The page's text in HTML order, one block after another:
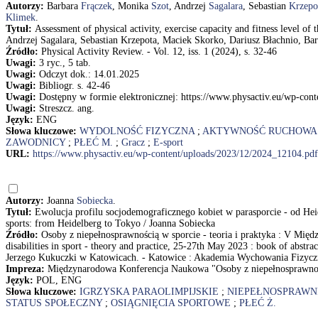
Autorzy: Barbara Frączek, Monika Szot, Andrzej Sagalara, Sebastian
Klimek.
Tytuł: Assessment of physical activity, exercise capacity and fitness level
Andrzej Sagalara, Sebastian Krzepota, Maciek Skorko, Dariusz Błachnio,
Źródło: Physical Activity Review. - Vol. 12, iss. 1 (2024), s. 32-46
Uwagi: 3 ryc., 5 tab.
Uwagi: Odczyt dok.: 14.01.2025
Uwagi: Bibliogr. s. 42-46
Uwagi: Dostępny w formie elektronicznej: https://www.physactiv.eu/wp-
Uwagi: Streszcz. ang.
Język: ENG
Słowa kluczowe: WYDOLNOŚĆ FIZYCZNA; AKTYWNOŚĆ RUCHOWA
ZAWODNICY; PŁEĆ M. ; Gracz ; E-sport
URL: https://www.physactiv.eu/wp-content/uploads/2023/12/2024_12104.pdf
Autorzy: Joanna Sobiecka.
Tytuł: Ewolucja profilu socjodemograficznego kobiet w parasporcie - od
sports: from Heidelberg to Tokyo / Joanna Sobiecka
Źródło: Osoby z niepełnosprawnością w sporcie - teoria i praktyka : V
disabilities in sport - theory and practice, 25-27th May 2023 : book of
Jerzego Kukuczki w Katowicach. - Katowice : Akademia Wychowania
Impreza: Międzynarodowa Konferencja Naukowa "Osoby z
Język: POL, ENG
Słowa kluczowe: IGRZYSKA PARAOLIMPIJSKIE ;
STATUS SPOŁECZNY; OSIĄGNIĘCIA SPORTOWE ; PŁEĆ Ż.